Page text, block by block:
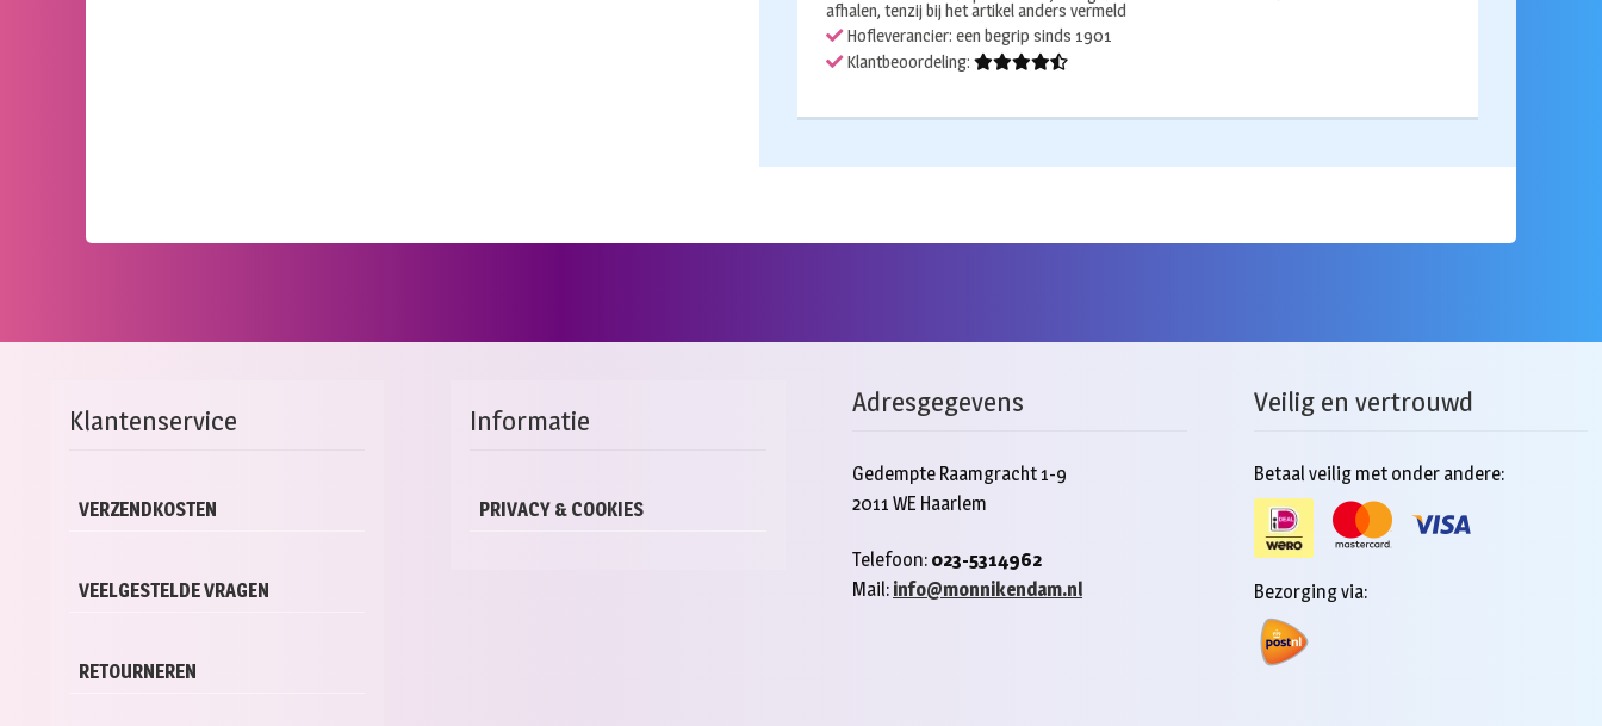
afhalen, tenzij bij het artikel anders vermeld
Hofleverancier: een begrip sinds 1901
Klantbeoordeling:
Klantenservice
VERZENDKOSTEN
VEELGESTELDE VRAGEN
RETOURNEREN
Informatie
PRIVACY & COOKIES
Adresgegevens
Gedempte Raamgracht 1-9
2011 WE Haarlem
Telefoon: 023-5314962
Mail: info@monnikendam.nl
Veilig en vertrouwd
Betaal veilig met onder andere:
Bezorging via: